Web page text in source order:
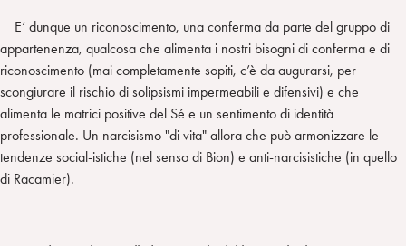
E’ dunque un riconoscimento, una conferma da parte del gruppo di
appartenenza, qualcosa che alimenta i nostri bisogni di conferma e di
riconoscimento (mai completamente sopiti, c’è da augurarsi, per
scongiurare il rischio di solipsismi impermeabili e difensivi) e che
alimenta le matrici positive del Sé e un sentimento di identità
professionale. Un narcisismo "di vita" allora che può armonizzare le
tendenze social-istiche (nel senso di Bion) e anti-narcisistiche (in quello
di Racamier).